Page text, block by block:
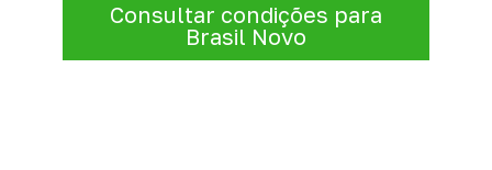
Consultar condições para
Brasil Novo